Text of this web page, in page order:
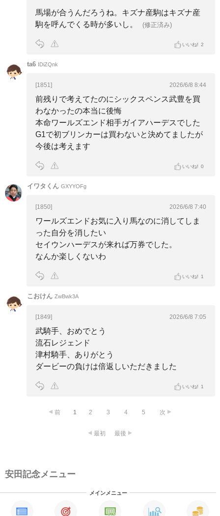
馬場が合うんだろうね。キズナ産駒はキズナ産
駒を呼んでくる時が多いし。
(修正済み)
いいね! 2
ta6 IDiZQnk
[1851] 2026/6/8 8:44
前残りで考えてたのにシックスペンス武豊を買
わなかったの本当に後悔
本命ワールズエンド相手ガイアハーデスでした
G1で初ブリンカーは買わないと決めてましたが
今後は考えます
いいね! 0
イワタくん GXYYOFg
[1850] 2026/6/8 7:40
ワールズエンドお気に入り馬なのに消してしま
った自分を消したい
セイウンハーデスが来れば万券でした。
なんか楽しくないわ
いいね! 1
こおけん ZwBwk3A
[1849] 2026/6/8 7:05
武騎手、おめでとう
流石レジェンド
津村騎手、ありがとう
ダービーの負けは倍返しいただきました
いいね! 1
前 1 2 3 4 5 次
最初 最後
安田記念メニュー
メインメニュー